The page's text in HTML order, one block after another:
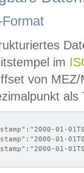
im
von MEZ/
als
01-
01-
01-